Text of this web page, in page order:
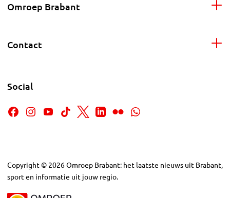
Omroep Brabant
Contact
Social
Copyright © 2026Omroep Brabant: het laatste nieuws uit Brabant,
sport en informatie uit jouw regio.